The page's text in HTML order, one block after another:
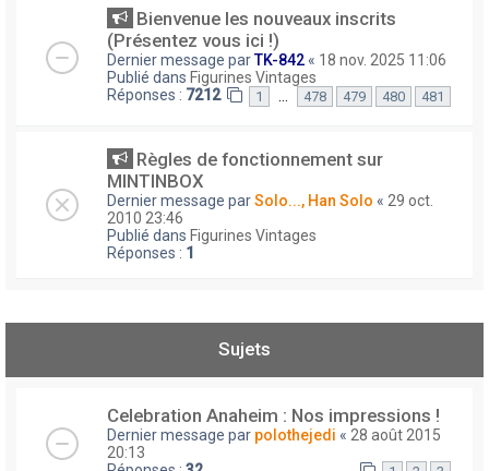
Bienvenue les nouveaux inscrits
(Présentez vous ici !)
Dernier message parTK-842 « 18 nov. 2025 11:06
Publié dans Figurines Vintages
Réponses : 7212 1 … 478 479 480 481
Règles de fonctionnement sur
MINTINBOX
Dernier message parSolo..., Han Solo « 29 oct.
2010 23:46
Publié dans Figurines Vintages
Réponses : 1
Sujets
Celebration Anaheim : Nos impressions !
Dernier message par polothejedi « 28 août 2015
20:13